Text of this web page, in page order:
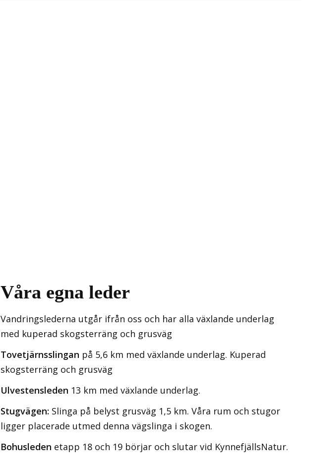
Våra egna leder
Vandringslederna utgår ifrån oss och har alla växlande underlag
med kuperad skogsterräng och grusväg
Tovetjärnsslingan på 5,6 km med växlande underlag. Kuperad
skogsterräng och grusväg
Ulvestensleden 13 km med växlande underlag.
Stugvägen: Slinga på belyst grusväg 1,5 km. Våra rum och stugor
ligger placerade utmed denna vägslinga i skogen.
Bohusleden etapp 18 och 19 börjar och slutar vid KynnefjällsNatur.